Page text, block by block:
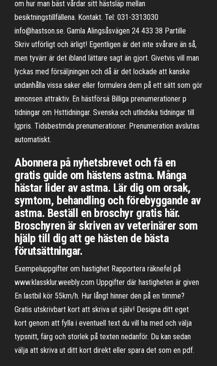
om hur man bäst vårdar sitt hästsläp mellan
besiktningstillfällena. Kontakt. Tel: 031-3313030
info@hastson.se. Gamla Alingsåsvägen 24 433 38 Partille
Skriv utförligt och ärligt! Egentligen är det inte svårare än så,
men tyvärr är det ibland lättare sagt än gjort. Givetvis vill man
lyckas med försäljningen och då är det lockade att kanske
undanhålla vissa saker eller formulera dem på ett sätt som gör
annonsen attraktiv. En hästförsä Billiga prenumerationer p
tidningar om Hsttidningar. Svenska och utlndska tidningar till
lgpris. Tidsbestmda prenumerationer. Prenumeration avslutas
automatiskt.
Abonnera på nyhetsbrevet och få en
gratis guide om hästens astma. Många
hästar lider av astma. Lär dig om orsak,
symtom, behandling och förebyggande av
astma. Beställ en broschyr gratis här.
Broschyren är skriven av veterinärer som
hjälp till dig att ge hästen de bästa
förutsättningar.
Exempeluppgifter om hastighet Rapportera räknefel på
www.klassklur.weebly.com Uppgifter där hastigheten är given
En lastbil kör 55km/h. Hur långt hinner den på en timme?
Gratis utskrivbart kort att skriva ut själv! Designa ditt eget
kort genom att fylla i eventuell text du vill ha med och välja
typsnitt, färg och storlek på texten nedanför. Du kan sedan
välja att skriva ut ditt kort direkt eller spara det som en pdf.